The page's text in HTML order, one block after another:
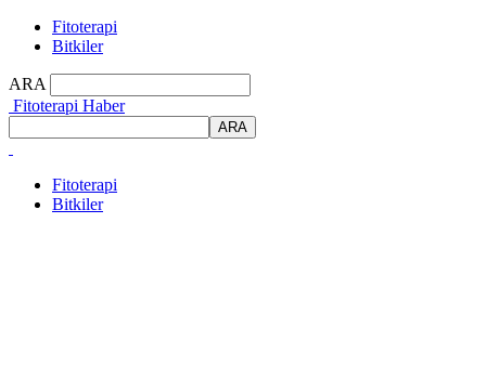
Fitoterapi
Bitkiler
ARA
Fitoterapi Haber
Fitoterapi
Bitkiler